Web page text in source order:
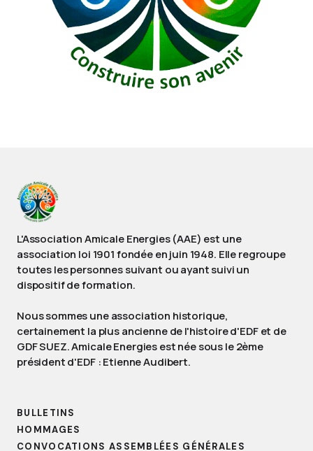
L'Association Amicale Energies (AAE) est une
association loi 1901 fondée en juin 1948. Elle regroupe
toutes les personnes suivant ou ayant suivi un
dispositif de formation.
Nous sommes une association historique,
certainement la plus ancienne de l'histoire d'EDF et de
GDF SUEZ. Amicale Energies est née sous le 2ème
président d'EDF : Etienne Audibert.
BULLETINS
HOMMAGES
CONVOCATIONS ASSEMBLÉES GÉNÉRALES